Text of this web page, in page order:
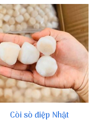
Còi sò điệp Nhật